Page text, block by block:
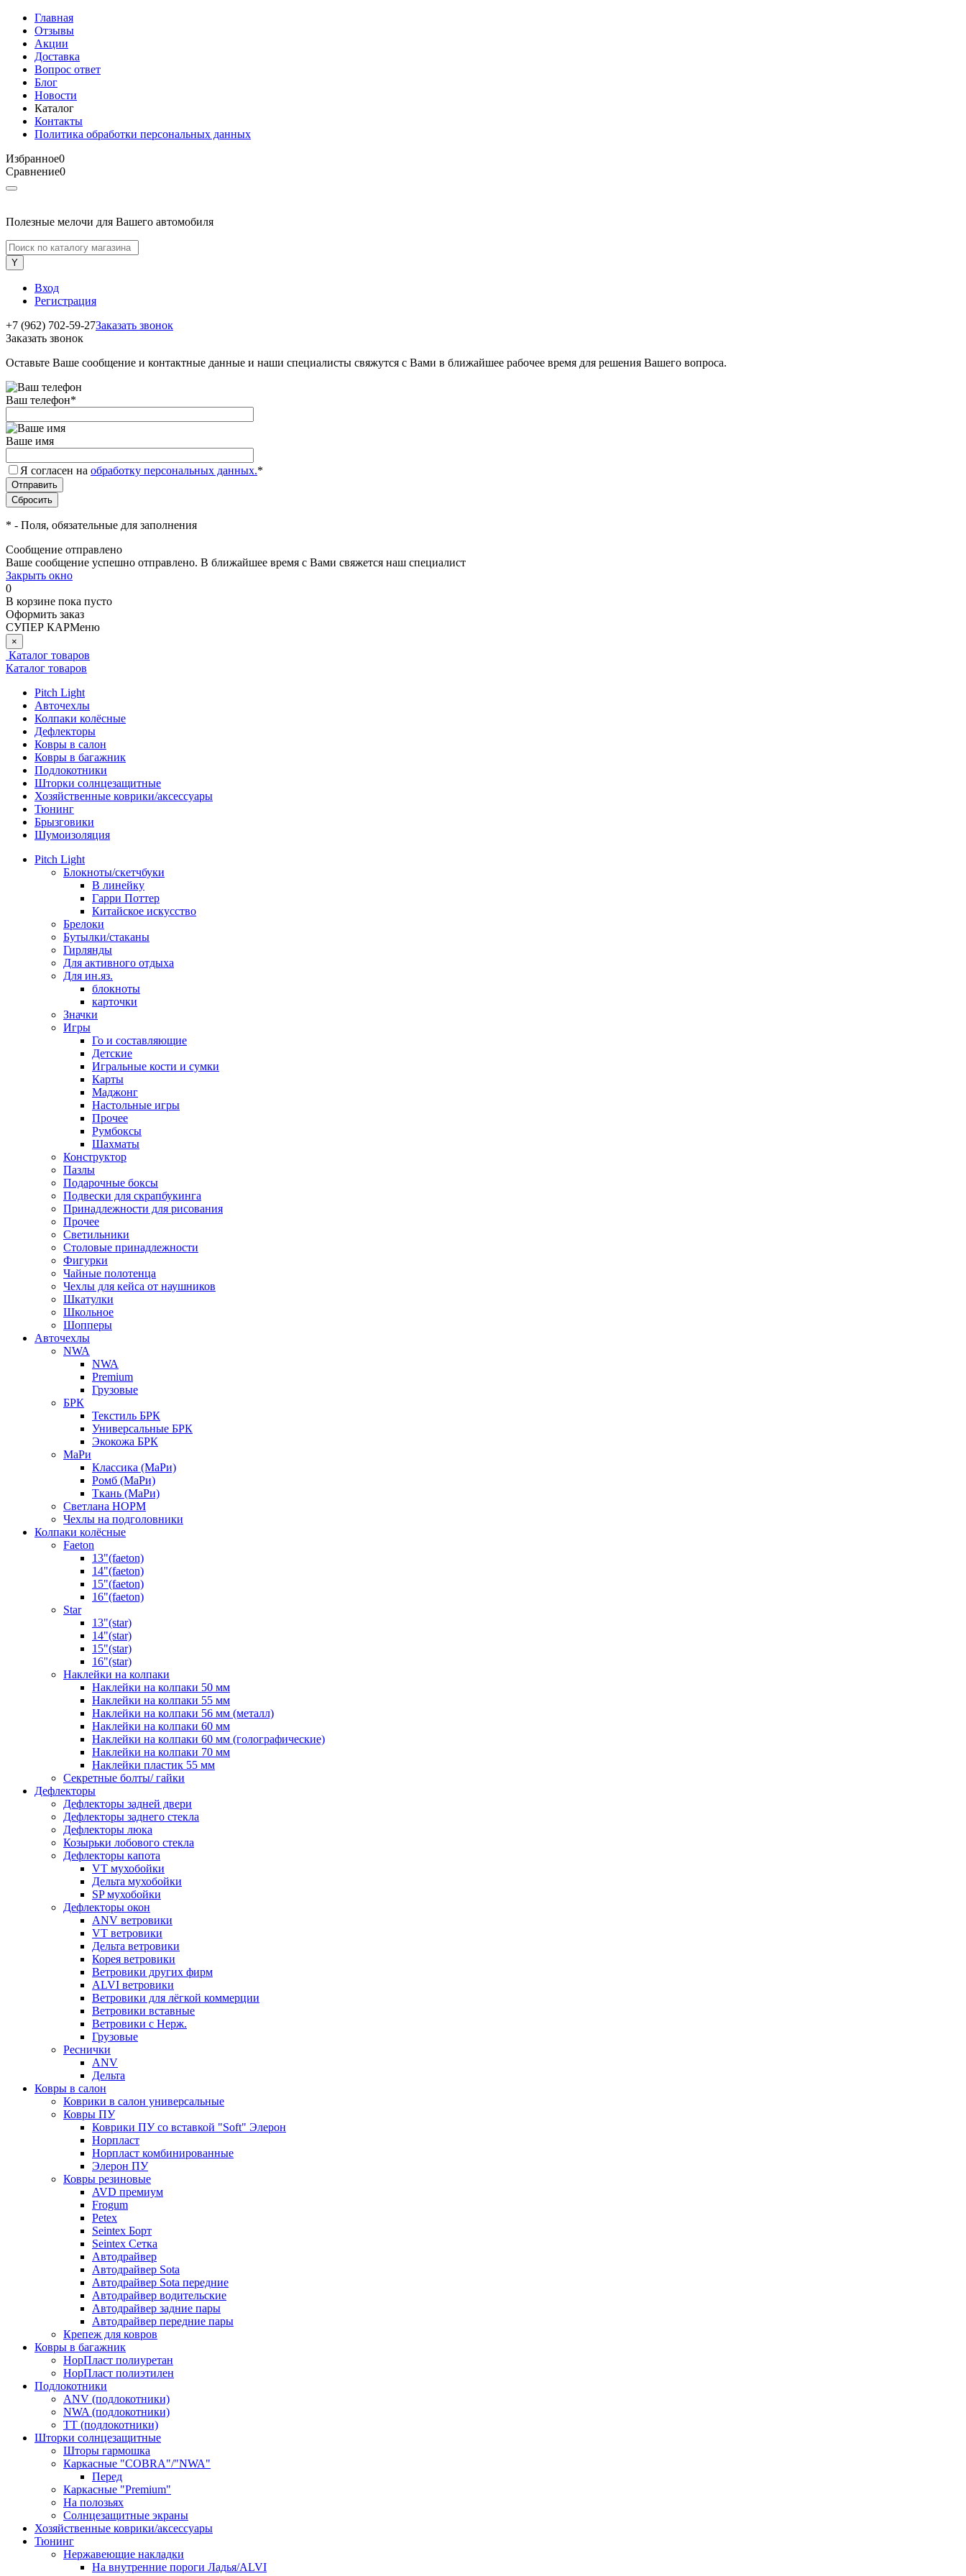
Главная
Отзывы
Акции
Доставка
Вопрос ответ
Блог
Новости
Каталог
Контакты
Политика обработки персональных данных
Избранное0
Сравнение0
Полезные мелочи для Вашего автомобиля
Вход
Регистрация
+7 (962) 702-59-27Заказать звонок
Заказать звонок
Оставьте Ваше сообщение и контактные данные и наши специалисты свяжутся с Вами в ближайшее рабочее время для решения Вашего вопроса.
Ваш телефон*
Ваше имя
Я согласен на обработку персональных данных.*
* - Поля, обязательные для заполнения
Сообщение отправлено
Ваше сообщение успешно отправлено. В ближайшее время с Вами свяжется наш специалист
Закрыть окно
0
В корзине пока пусто
Оформить заказ
СУПЕР КАРМеню
×
Каталог товаров
Каталог товаров
Pitch Light
Авточехлы
Колпаки колёсные
Дефлекторы
Ковры в салон
Ковры в багажник
Подлокотники
Шторки солнцезащитные
Хозяйственные коврики/аксессуары
Тюнинг
Брызговики
Шумоизоляция
Pitch Light
Блокноты/скетчбуки
В линейку
Гарри Поттер
Китайское искусство
Брелоки
Бутылки/стаканы
Гирлянды
Для активного отдыха
Для ин.яз.
блокноты
карточки
Значки
Игры
Го и составляющие
Детские
Игральные кости и сумки
Карты
Маджонг
Настольные игры
Прочее
Румбоксы
Шахматы
Конструктор
Пазлы
Подарочные боксы
Подвески для скрапбукинга
Принадлежности для рисования
Прочее
Светильники
Столовые принадлежности
Фигурки
Чайные полотенца
Чехлы для кейса от наушников
Шкатулки
Школьное
Шопперы
Авточехлы
NWA
NWA
Premium
Грузовые
БРК
Текстиль БРК
Универсальные БРК
Экокожа БРК
МаРи
Классика (МаРи)
Ромб (МаРи)
Ткань (МаРи)
Светлана НОРМ
Чехлы на подголовники
Колпаки колёсные
Faeton
13"(faeton)
14"(faeton)
15"(faeton)
16"(faeton)
Star
13"(star)
14"(star)
15"(star)
16"(star)
Наклейки на колпаки
Наклейки на колпаки 50 мм
Наклейки на колпаки 55 мм
Наклейки на колпаки 56 мм (металл)
Наклейки на колпаки 60 мм
Наклейки на колпаки 60 мм (голографические)
Наклейки на колпаки 70 мм
Наклейки пластик 55 мм
Секретные болты/ гайки
Дефлекторы
Дефлекторы задней двери
Дефлекторы заднего стекла
Дефлекторы люка
Козырьки лобового стекла
Дефлекторы капота
VT мухобойки
Дельта мухобойки
SP мухобойки
Дефлекторы окон
ANV ветровики
VT ветровики
Дельта ветровики
Корея ветровики
Ветровики других фирм
ALVI ветровики
Ветровики для лёгкой коммерции
Ветровики вставные
Ветровики с Нерж.
Грузовые
Реснички
ANV
Дельта
Ковры в салон
Коврики в салон универсальные
Ковры ПУ
Коврики ПУ со вставкой "Soft" Элерон
Норпласт
Норпласт комбинированные
Элерон ПУ
Ковры резиновые
AVD премиум
Frogum
Petex
Seintex Борт
Seintex Сетка
Автодрайвер
Автодрайвер Sota
Автодрайвер Sota передние
Автодрайвер водительские
Автодрайвер задние пары
Автодрайвер передние пары
Крепеж для ковров
Ковры в багажник
НорПласт полиуретан
НорПласт полиэтилен
Подлокотники
ANV (подлокотники)
NWA (подлокотники)
TT (подлокотники)
Шторки солнцезащитные
Шторы гармошка
Каркасные "COBRA"/"NWA"
Перед
Каркасные "Premium"
На полозьях
Солнцезащитные экраны
Хозяйственные коврики/аксессуары
Тюнинг
Нержавеющие накладки
На внутренние пороги Ладья/ALVI